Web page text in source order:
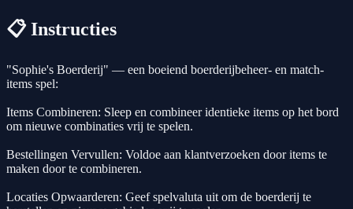
📋 Instructies
"Sophie's Boerderij" — een boeiend boerderijbeheer- en match-
items spel:
Items Combineren: Sleep en combineer identieke items op het bord
om nieuwe combinaties vrij te spelen.
Bestellingen Vervullen: Voldoe aan klantverzoeken door items te
maken door te combineren.
Locaties Opwaarderen: Geef spelvaluta uit om de boerderij te